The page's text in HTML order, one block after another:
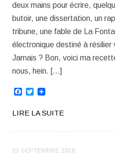
deux mains pour écrire,
butoir, une dissertation, un
tribune, une fable de La
électronique destiné à
Jamais ? Bon, voici ma
nous, hein. […]
Facebook
Twitter
LIRE LA SUITE
23 SEPTEMBRE 2018